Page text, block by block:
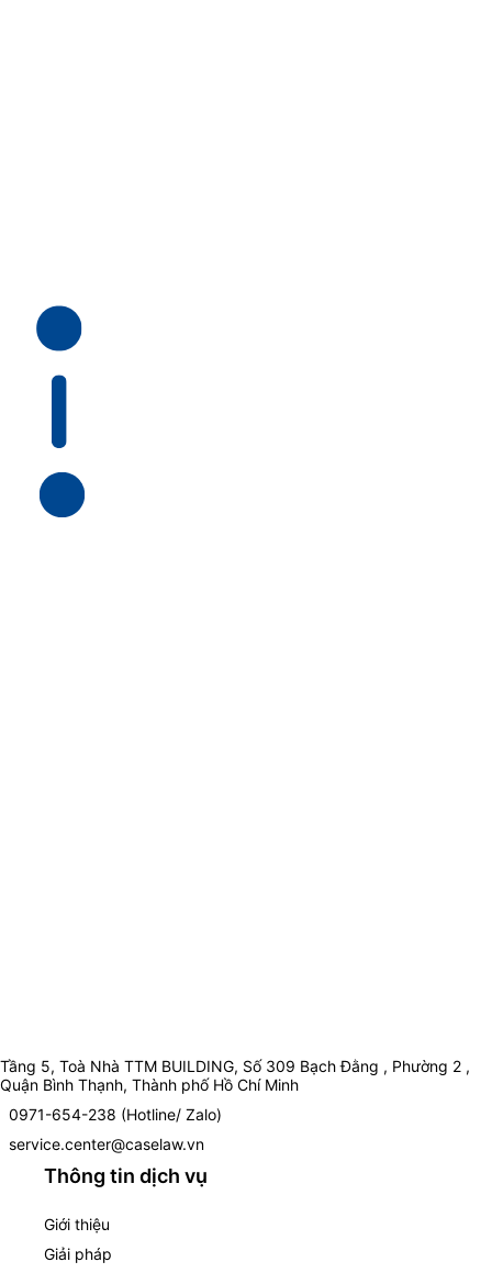
Tầng 5, Toà Nhà TTM BUILDING, Số 309 Bạch Đằng , Phường 2 ,
Quận Bình Thạnh, Thành phố Hồ Chí Minh
0971-654-238 (Hotline/ Zalo)
service.center@caselaw.vn
Thông tin dịch vụ
Giới thiệu
Giải pháp